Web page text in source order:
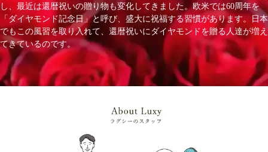
し、最近は還暦祝いの贈り物も変化してきました。欧米では60周年を
「ダイヤモンド記念日」と呼び、盛大に祝福する習慣があります。日本
でもこの風習を取り入れて、還暦祝いにダイヤモンドを贈る人達が増え
てきているのです。